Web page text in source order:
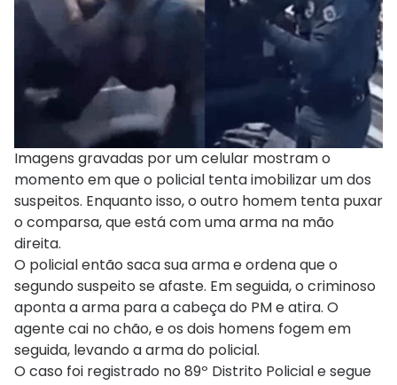
Imagens gravadas por um celular mostram o
momento em que o policial tenta imobilizar um dos
suspeitos. Enquanto isso, o outro homem tenta puxar
o comparsa, que está com uma arma na mão
direita.
O policial então saca sua arma e ordena que o
segundo suspeito se afaste. Em seguida, o criminoso
aponta a arma para a cabeça do PM e atira. O
agente cai no chão, e os dois homens fogem em
seguida, levando a arma do policial.
O caso foi registrado no 89º Distrito Policial e segue